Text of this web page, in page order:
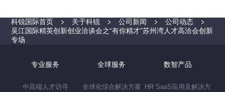
科锐国际首页 关于科锐 公司新闻
公司动态
吴江国际精英创新创业洽谈会之“有你精才”苏州湾人才高洽会创新
专场
专业服务
中高端人才访寻
全球服务
全球化综合解决方案
数智产品
HR SaaS应用及解决方